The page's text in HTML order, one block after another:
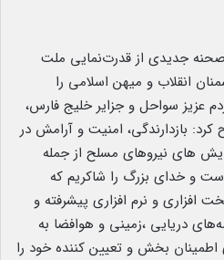
جدیدی از قدرت‌نمایی ملت
انقلاب و میهن اسلامی را
عزیز سواحل و جزایر خلیج فارس،
بازدارندگی، امنیت و آرامش در
های نیروهای مسلح از جمله
و خدای بزرگ را شاکریم که
افزاری و نرم افزاری پیشرفته و
دریایی ،زمینی و هوافضا به
اطمینان بخش و تعیین کننده خود را